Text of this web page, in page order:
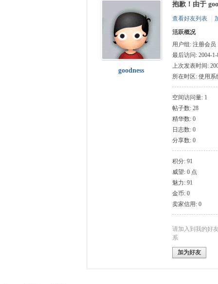
goodness
抱歉！由于
查看好友列表
活跃概况
用户组: 注册会员
最后访问: 2004-1-
上次发表时间:
所在时区: 使用系
空间访问量: 1
帖子数: 28
精华数: 0
日志数: 0
分享数: 0
积分: 91
威望: 0 点
魅力: 91
金币: 0
卖家信用: 0
请加入到我的好
系
加为好友